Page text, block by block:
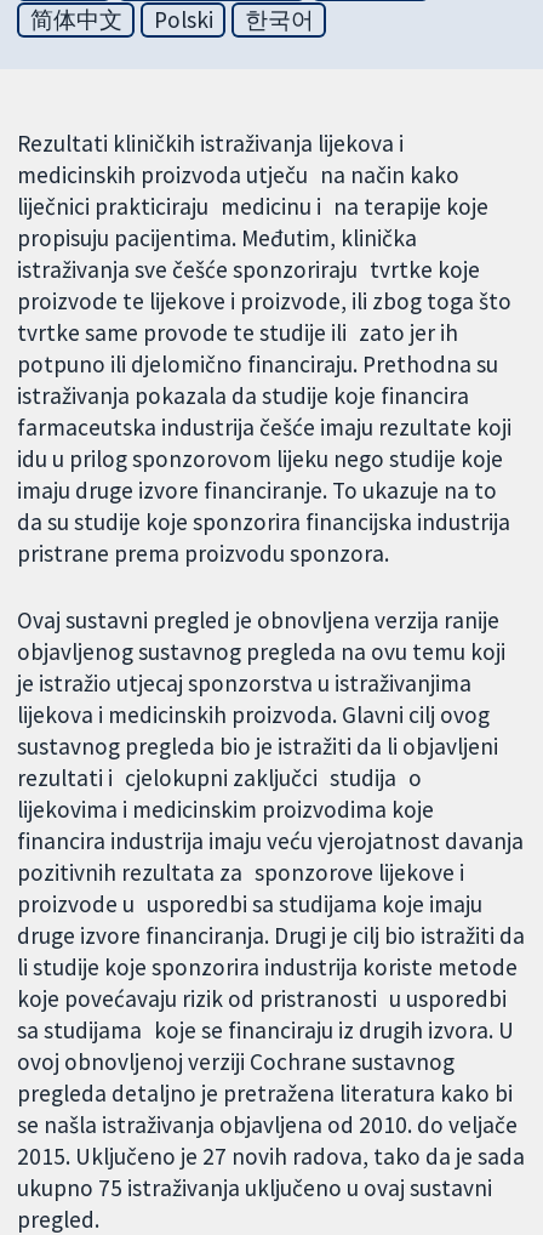
简体中文
Polski 한국어
Rezultati kliničkih istraživanja lijekova i
medicinskih proizvoda utječu na način kako
liječnici prakticiraju medicinu i na terapije koje
propisuju pacijentima. Međutim, klinička
istraživanja sve češće sponzoriraju tvrtke koje
proizvode te lijekove i proizvode, ili zbog toga što
tvrtke same provode te studije ili zato jer ih
potpuno ili djelomično financiraju. Prethodna su
istraživanja pokazala da studije koje financira
farmaceutska industrija češće imaju rezultate koji
idu u prilog sponzorovom lijeku nego studije koje
imaju druge izvore financiranje. To ukazuje na to
da su studije koje sponzorira financijska industrija
pristrane prema proizvodu sponzora.
Ovaj sustavni pregled je obnovljena verzija ranije
objavljenog sustavnog pregleda na ovu temu koji
je istražio utjecaj sponzorstva u istraživanjima
lijekova i medicinskih proizvoda. Glavni cilj ovog
sustavnog pregleda bio je istražiti da li objavljeni
rezultati i cjelokupni zaključci studija o
lijekovima i medicinskim proizvodima koje
financira industrija imaju veću vjerojatnost davanja
pozitivnih rezultata za sponzorove lijekove i
proizvode u usporedbi sa studijama koje imaju
druge izvore financiranja. Drugi je cilj bio istražiti da
li studije koje sponzorira industrija koriste metode
koje povećavaju rizik od pristranosti u usporedbi
sa studijama koje se financiraju iz drugih izvora. U
ovoj obnovljenoj verziji Cochrane sustavnog
pregleda detaljno je pretražena literatura kako bi
se našla istraživanja objavljena od 2010. do veljače
2015. Uključeno je 27 novih radova, tako da je sada
ukupno 75 istraživanja uključeno u ovaj sustavni
pregled.